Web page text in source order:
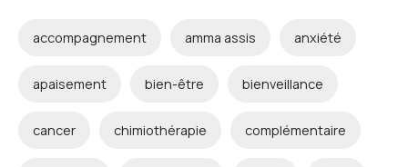
accompagnement amma assis anxiété
apaisement bien-être bienveillance
cancer chimiothérapie complémentaire